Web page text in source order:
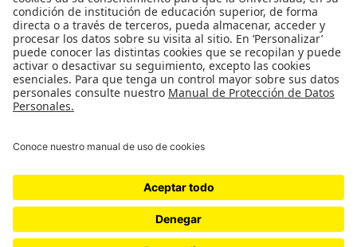
Proyectos 070
SÍGUENOS
CONTÁCTANOS
cerosetenta@uniandes.edu.co